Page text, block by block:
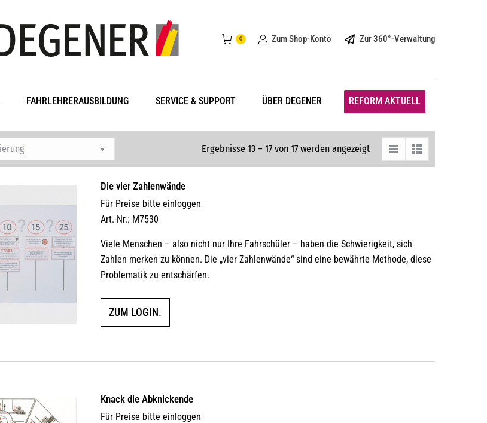
0 Zum Shop-Konto Zur 360°-Verwaltung
FAHRLEHRERAUSBILDUNG SERVICE & SUPPORT ÜBER DEGENER REFORM AKTUELL
Ergebnisse 13 – 17 von 17 werden angezeigt
Die vier Zahlenwände
Für Preise bitte einloggen
Art.-Nr.: M7530
Viele Menschen – also nicht nur Ihre Fahrschüler – haben die Schwierigkeit, sich
Zahlen merken zu können. Die „vier Zahlenwände“ sind eine bewährte Methode, diese
Problematik zu entschärfen.
ZUM LOGIN.
Knack die Abknickende
Für Preise bitte einloggen